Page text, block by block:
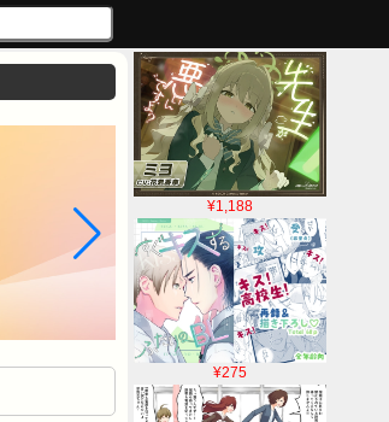
¥1,188
¥275